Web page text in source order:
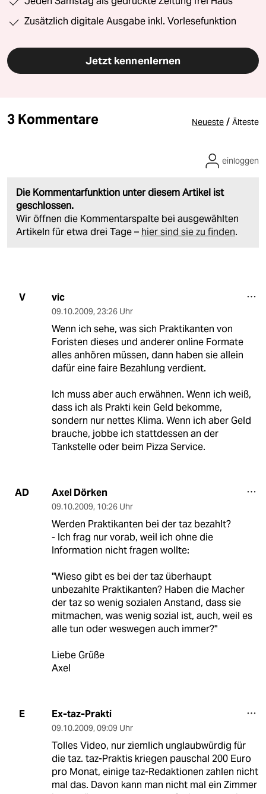
Zusätzlich digitale Ausgabe inkl. Vorlesefunktion
Jetzt kennenlernen
3 Kommentare Neueste / Älteste
Die Kommentarfunktion unter diesem Artikel ist
geschlossen.
Wir öffnen die Kommentarspalte bei ausgewählten
Artikeln für etwa drei Tage – hier sind sie zu finden.
einloggen
V vic
09.10.2009, 23:26 Uhr
Wenn ich sehe, was sich Praktikanten von
Foristen dieses und anderer online Formate
alles anhören müssen, dann haben sie allein
dafür eine faire Bezahlung verdient.
Ich muss aber auch erwähnen. Wenn ich weiß,
dass ich als Prakti kein Geld bekomme,
sondern nur nettes Klima. Wenn ich aber Geld
brauche, jobbe ich stattdessen an der
Tankstelle oder beim Pizza Service.
AD Axel Dörken
09.10.2009, 10:26 Uhr
Werden Praktikanten bei der taz bezahlt?
- Ich frag nur vorab, weil ich ohne die
Information nicht fragen wollte:
"Wieso gibt es bei der taz überhaupt
unbezahlte Praktikanten? Haben die Macher
der taz so wenig sozialen Anstand, dass sie
mitmachen, was wenig sozial ist, auch, weil es
alle tun oder weswegen auch immer?"
Liebe Grüße
Axel
E Ex-taz-Prakti
09.10.2009, 09:09 Uhr
Tolles Video, nur ziemlich unglaubwürdig für
die taz. taz-Praktis kriegen pauschal 200 Euro
pro Monat, einige taz-Redaktionen zahlen nicht
mal das. Davon kann man nicht mal ein Zimmer